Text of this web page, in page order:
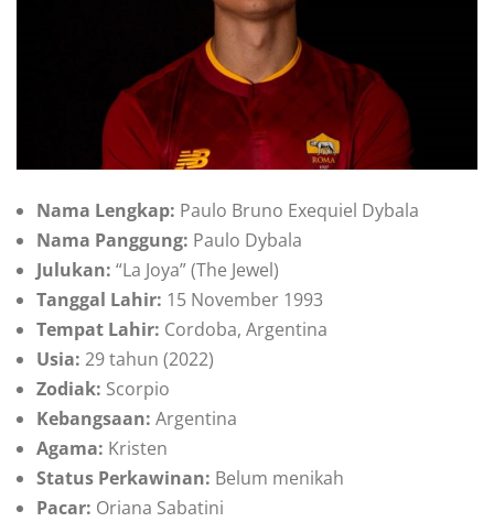
Nama Lengkap: Paulo Bruno Exequiel Dybala
Nama Panggung: Paulo Dybala
Julukan: “La Joya” (The Jewel)
Tanggal Lahir: 15 November 1993
Tempat Lahir: Cordoba, Argentina
Usia: 29 tahun (2022)
Zodiak: Scorpio
Kebangsaan: Argentina
Agama: Kristen
Status Perkawinan: Belum menikah
Pacar: Oriana Sabatini